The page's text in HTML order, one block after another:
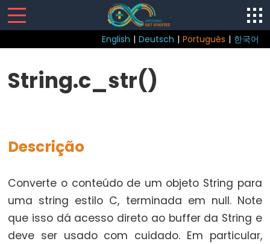
English | Deutsch | Português | 한국어
Structure
break
continue
String.c_str()
Descrição
Converte o conteúdo de um objeto String para
uma string estilo C, terminada em null. Note
que isso dá acesso direto ao buffer da String e
deve ser usado com cuidado. Em particular,